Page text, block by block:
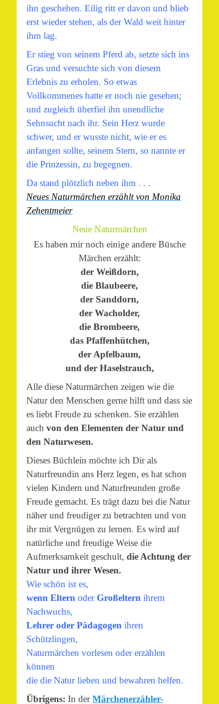
ihn geschehen. Eilig ritt er davon und blieb
erst wieder stehen, als der Wald weit hinter
ihm lag.
Er stieg von seinem Pferd ab, setzte sich ins
Gras und versuchte sich von diesem
Erlebnis zu erholen. So etwas
Vollkommenes hatte er noch nie gesehen;
und zugleich überfiel ihn unendliche
Sehnsucht nach ihr. Sein Herz wurde
schwer, und er wusste nicht, wie er es
anfangen sollte, seinem Stern, so nannte er
die Prinzessin, zu begegnen.
Da stand plötzlich neben ihm . . .
Neues Naturmärchen erzählt von Monika
Zehentmeier
Neue Naturmärchen
Es haben mir noch einige andere Büsche
Märchen erzählt:
der Weißdorn,
die Blaubeere,
der Sanddorn,
der Wacholder,
die Brombeere,
das Pfaffenhütchen,
der Apfelbaum,
und der Haselstrauch,
Alle diese Naturmärchen zeigen wie die
Natur den Menschen gerne hilft und dass sie
es liebt Freude zu schenken. Sie erzählen
auch von den Elementen der Natur und
den Naturwesen.
Dieses Büchlein möchte ich Dir als
Naturfreundin ans Herz legen, es hat schon
vielen Kindern und Naturfreunden große
Freude gemacht. Es trägt dazu bei die Natur
näher und freudiger zu betrachten und von
ihr mit Vergnügen zu lernen. Es wird auf
natürliche und freudige Weise die
Aufmerksamkeit geschult, die Achtung der
Natur und ihrer Wesen.
Wie schön ist es,
wenn Eltern oder Großeltern ihrem
Nachwuchs,
Lehrer oder Pädagogen ihren
Schützlingen,
Naturmärchen vorlesen oder erzählen
können
die die Natur lieben und bewahren helfen.
Übrigens: In derMärchenerzähler-